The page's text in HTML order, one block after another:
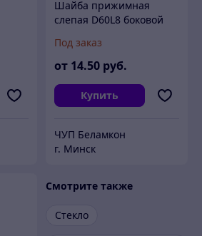
Шайба прижимная
слепая D60L8 боковой
Под заказ
от 14.50 руб.
Купить
ЧУП Беламкон
г. Минск
Смотрите также
Стекло